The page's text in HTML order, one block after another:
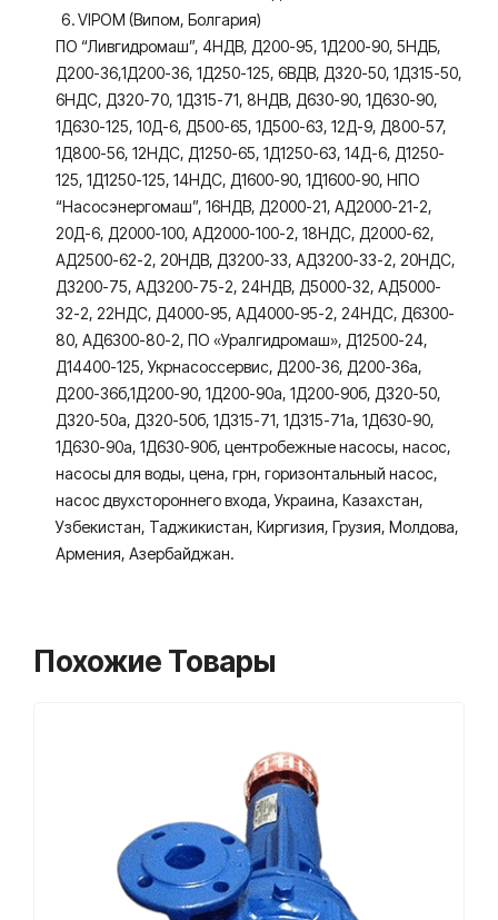
VIPOM (Випом, Болгария)
ПО “Ливгидромаш”, 4НДВ, Д200-95, 1Д200-90, 5НДБ,
Д200-36,1Д200-36, 1Д250-125, 6ВДВ, Д320-50, 1Д315-50,
6НДС, Д320-70, 1Д315-71, 8НДВ, Д630-90, 1Д630-90,
1Д630-125, 10Д-6, Д500-65, 1Д500-63, 12Д-9, Д800-57,
1Д800-56, 12НДС, Д1250-65, 1Д1250-63, 14Д-6, Д1250-
125, 1Д1250-125, 14НДС, Д1600-90, 1Д1600-90, НПО
“Насосэнергомаш”, 16НДВ, Д2000-21, АД2000-21-2,
20Д-6, Д2000-100, АД2000-100-2, 18НДС, Д2000-62,
АД2500-62-2, 20НДВ, Д3200-33, АД3200-33-2, 20НДС,
Д3200-75, АД3200-75-2, 24НДВ, Д5000-32, АД5000-
32-2, 22НДС, Д4000-95, АД4000-95-2, 24НДС, Д6300-
80, АД6300-80-2, ПО «Уралгидромаш», Д12500-24,
Д14400-125, Укрнасоссервис, Д200-36, Д200-36а,
Д200-36б,1Д200-90, 1Д200-90а, 1Д200-90б, Д320-50,
Д320-50а, Д320-50б, 1Д315-71, 1Д315-71а, 1Д630-90,
1Д630-90а, 1Д630-90б, центробежные насосы, насос,
насосы для воды, цена, грн, горизонтальный насос,
насос двухстороннего входа, Украина, Казахстан,
Узбекистан, Таджикистан, Киргизия, Грузия, Молдова,
Армения, Азербайджан.
Похожие Товары